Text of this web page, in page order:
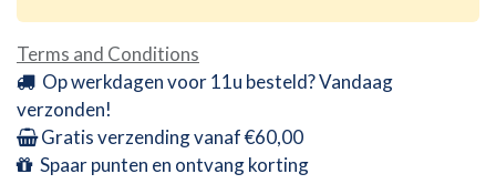
Terms and Conditions
Op werkdagen voor 11u besteld? Vandaag
verzonden!
Gratis verzending vanaf €60,00
Spaar punten en ontvang korting